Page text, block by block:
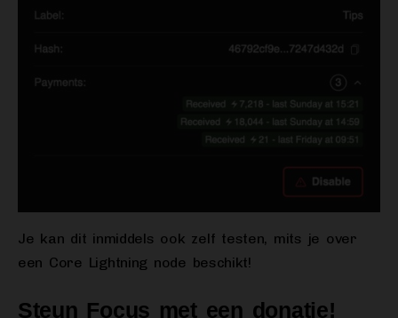
Je kan dit inmiddels ook zelf testen, mits je over
een Core Lightning node beschikt!
Steun Focus met een donatie!